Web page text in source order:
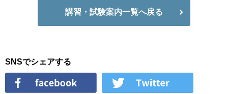
講習・試験案内一覧へ戻る
SNSでシェアする